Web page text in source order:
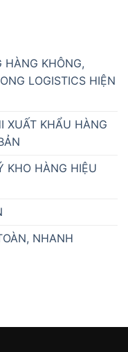
KHÔNG,
LOGISTICS HIỆN
XUẤT KHẨU HÀNG
KHO HÀNG HIỆU
NHANH